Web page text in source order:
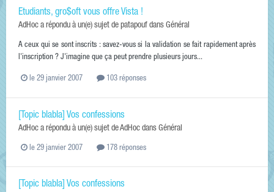
Etudiants, gro$oft vous offre Vista !
AdHoc a répondu à un(e) sujet de patapouf dans Général
A ceux qui se sont inscrits : savez-vous si la validation se fait rapidement après
l'inscription ? J'imagine que ça peut prendre plusieurs jours...
le 29 janvier 2007 103 réponses
[Topic blabla] Vos confessions
AdHoc a répondu à un(e) sujet deAdHoc dans Général
le 29 janvier 2007 178 réponses
[Topic blabla] Vos confessions